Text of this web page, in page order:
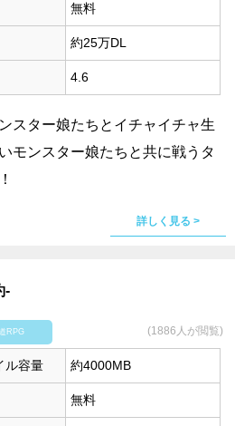
無料
約25万DL
4.6
スター娘たちとイチャイチャ生
モンスター娘たちと共に戦うタ
詳しく見る >
-
RPG (1886人が閲覧)
ル容量 約4000MB
無料